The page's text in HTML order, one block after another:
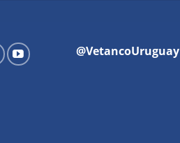
@VetancoUruguay